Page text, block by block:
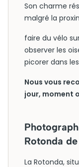
Son charme
malgré la
faire du vélo
observer les
picorer dans
Nous vous
jour, moment
Rotonda
La Rotonda,